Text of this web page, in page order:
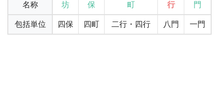
名称 坊 保 町 行 門
包括単位 四保 四町 二行・四行 八門 一門